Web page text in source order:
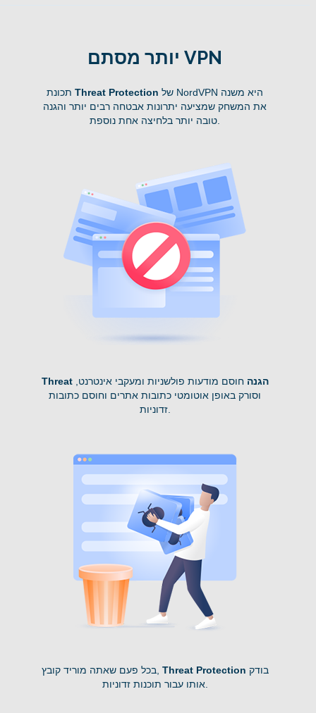
יותר מסתם VPN
Threat Protection
את המשחק שמציעה יתרונות אבטחה רבים יותר והגנה
טובה יותר בלחיצה אחת נוספת.
Threat הגנה חוסם מודעות פולשניות ומעקבי אינטרנט,
וסורק באופן אוטומטי כתובות אתרים וחוסם כתובות
זדוניות.
בכל פעם שאתה מוריד קובץ, Threat Protection
אותו עבור תוכנות זדוניות.